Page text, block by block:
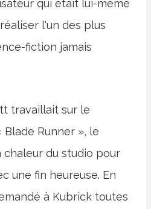
qui était lui-même
l'un des plus
fiction jamais
travaillait sur le
Runner », le
du studio pour
une fin heureuse. En
à Kubrick toutes